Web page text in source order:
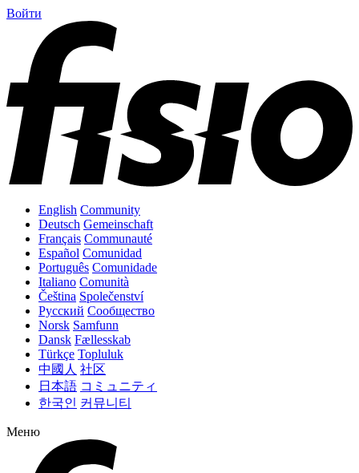
Войти
English Community
Deutsch Gemeinschaft
Français Communauté
Español Comunidad
Português Comunidade
Italiano Comunità
Čeština Společenství
Русский Сообщество
Norsk Samfunn
Dansk Fællesskab
Türkçe Topluluk
中國人 社区
日本語 コミュニティ
한국인 커뮤니티
Меню